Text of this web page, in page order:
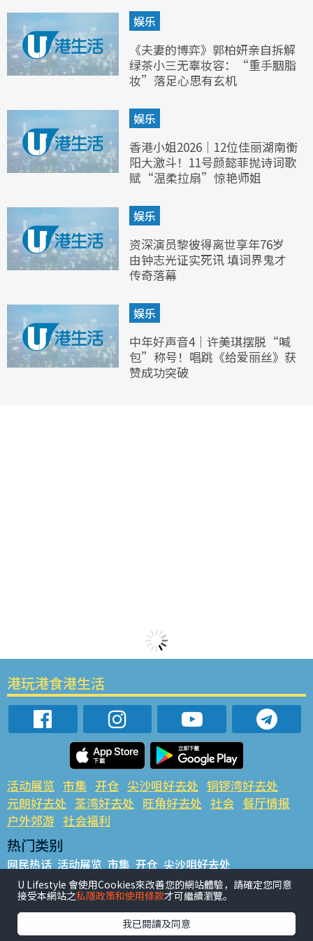
娱乐
《夫妻的博弈》郭柏妍亲自拆解
绿茶小三无辜妆容：“重手胭脂
妆”落足心思有玄机
娱乐
香港小姐2026｜12位佳丽湖南衡
阳大激斗！11号颜懿菲抛诗词歌
赋“温柔拉扇”惊艳师姐
娱乐
资深演员黎彼得离世享年76岁
由钟志光证实死讯 填词界鬼才
传奇落幕
娱乐
中年好声音4｜许美琪摆脱“喊
包”称号！唱跳《给爱丽丝》获
赞成功突破
港玩港食港生活
活动展览 市集 开仓 尖沙咀好去处 铜锣湾好去处
元朗好去处 荃湾好去处 旺角好去处 社会 餐厅情报
户外郊游 社会福利
热门类别
网民热话 活动展览 市集 开仓 尖沙咀好去处
铜锣湾好去处 元朗好去处 荃湾好去处 旺角好去处 社会
餐厅情报 户外郊游
热门标签
U Lifestyle 會使用Cookies來改善您的網站體驗，請確定您同意
接受本網站之私隱政策和使用條款才可繼續瀏覽。
我已閱讀及同意